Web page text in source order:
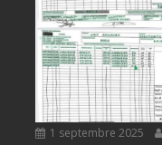
1 septembre 2025